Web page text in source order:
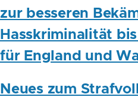
zur besseren
Hasskriminalität
für England und
Neues zum